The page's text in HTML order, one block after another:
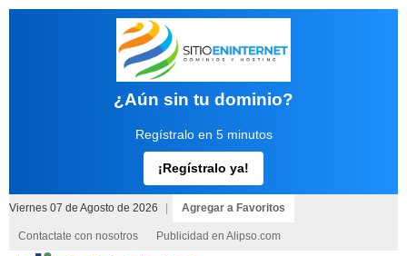
¿Aún sin tu dominio?
Regístralo en 5 minutos
¡Regístralo ya!
Viernes 07 de Agosto de 2026 Agregar a Favoritos
Contactate con nosotros Publicidad en Alipso.com